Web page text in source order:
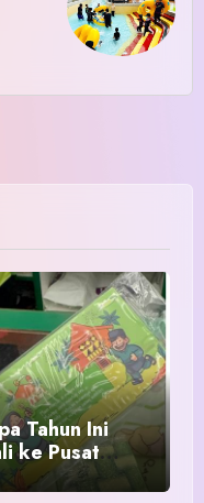
Tahun Ini
ke Pusat